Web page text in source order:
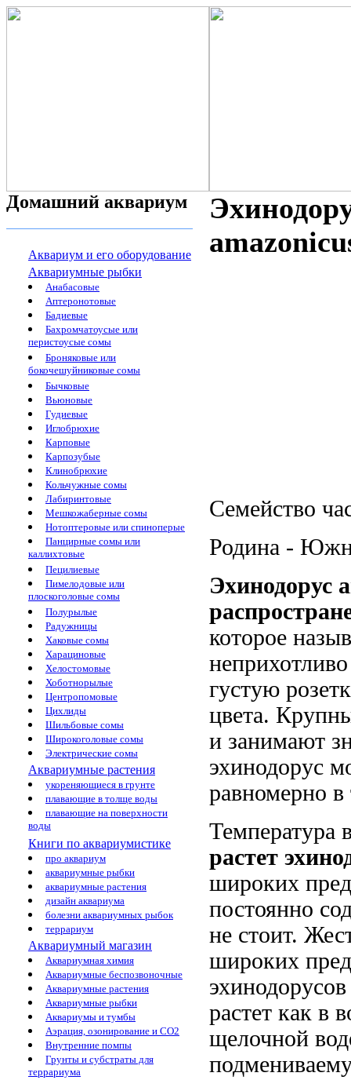
Домашний аквариум
Аквариум и его оборудование
Аквариумные рыбки
Анабасовые
Аптеронотовые
Бадиевые
Бахромчатоусые или
перистоусые сомы
Броняковые или
бокочешуйниковые сомы
Бычковые
Вьюновые
Гудиевые
Иглобрюхие
Карповые
Карпозубые
Клинобрюхие
Кольчужные сомы
Лабиринтовые
Мешкожаберные сомы
Нотоптеровые или спиноперые
Панцирные сомы или
каллихтовые
Пецилиевые
Пимелодовые или
плоскоголовые сомы
Полурылые
Радужницы
Хаковые сомы
Харациновые
Хелостомовые
Хоботнорылые
Центропомовые
Цихлиды
Шильбовые сомы
Широкоголовые сомы
Электрические сомы
Аквариумные растения
укореняющиеся в грунте
плавающие в толще воды
плавающие на поверхности
воды
Книги по аквариумистике
про аквариум
аквариумные рыбки
аквариумные растения
дизайн аквариума
болезни аквариумных рыбок
террариум
Аквариумный магазин
Аквариумная химия
Аквариумные беспозвоночные
Аквариумные растения
Аквариумные рыбки
Аквариумы и тумбы
Аэрация, озонирование и CO2
Внутренние помпы
Грунты и субстраты для
террариума
Семейство
Родина -
Эхинодорус
которое
густую
цвета.
и занимают
эхинодорус
равномерно в
Температура
растет
широких
постоянно
не стоит.
широких
растет как в
щелочной